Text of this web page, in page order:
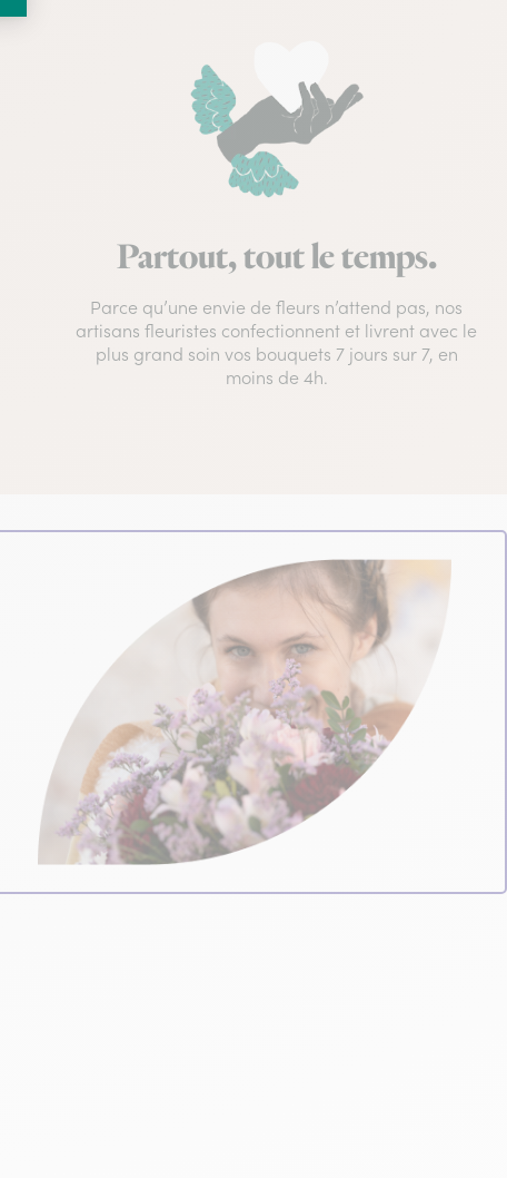
Partout, tout le temps.
Parce qu’une envie de fleurs n’attend pas, nos
artisans fleuristes confectionnent et livrent avec le
plus grand soin vos bouquets 7 jours sur 7, en
moins de 4h.